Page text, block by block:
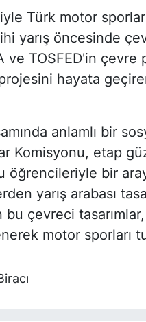
Türk motor
yarış öncesinde
ve TOSFED'in çevre
projesini hayata
anlamlı bir
Komisyonu, etap
öğrencileriyle bir
yarış arabası
bu çevreci
motor sporları